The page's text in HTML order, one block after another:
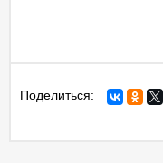
Поделиться: